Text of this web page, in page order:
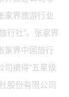
家界旅游行业
行社”。张家界
家界中国旅行
司摘得“五星级
股份有限公司